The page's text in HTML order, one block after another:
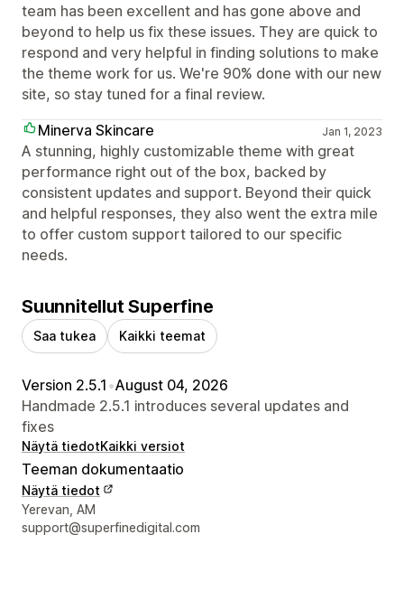
team has been excellent and has gone above and
beyond to help us fix these issues. They are quick to
respond and very helpful in finding solutions to make
the theme work for us. We're 90% done with our new
site, so stay tuned for a final review.
Minerva Skincare
Jan 1, 2023
A stunning, highly customizable theme with great
performance right out of the box, backed by
consistent updates and support. Beyond their quick
and helpful responses, they also went the extra mile
to offer custom support tailored to our specific
needs.
Suunnitellut Superfine
Saa tukea Kaikki teemat
Version 2.5.1 •August 04, 2026
Handmade 2.5.1 introduces several updates and
fixes
Näytä tiedotKaikki versiot
Teeman dokumentaatio
Näytä tiedot
Suunnittelijan yhteystiedot
Yerevan, AM
support@superfinedigital.com